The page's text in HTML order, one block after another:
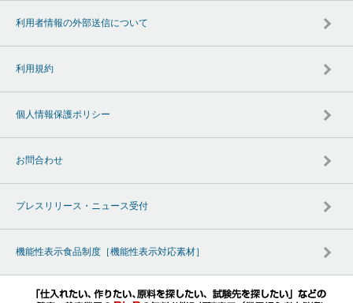
利用者情報の外部送信について
利用規約
個人情報保護ポリシー
お問合わせ
プレスリリース・ニュース受付
機能性表示食品制度［機能性表示対応素材］